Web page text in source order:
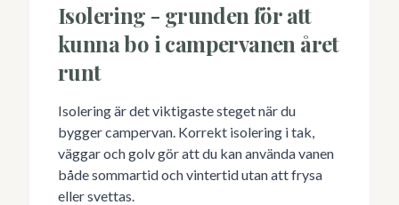
Isolering - grunden för att
kunna bo i campervanen året
runt
Isolering är det viktigaste steget när du
bygger campervan. Korrekt isolering i tak,
väggar och golv gör att du kan använda vanen
både sommartid och vintertid utan att frysa
eller svettas.